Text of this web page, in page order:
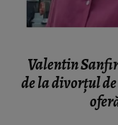
Valentin
de la divorțul